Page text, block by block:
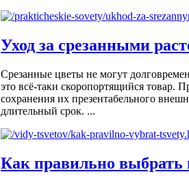
Уход за срезанными
Срезанные цветы не могут
это всё-таки скоропортящийся товар.
сохранения их презентабельного
длительный срок. ...
Как правильно выбрать